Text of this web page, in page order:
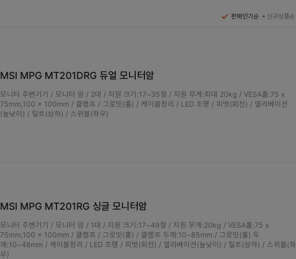
판매인기순 신규상품순
MSI MPG MT201DRG 듀얼 모니터암
모니터 주변기기 / 모니터 암 / 2대 / 지원 크기:17~35형 / 지원 무게:최대 20kg / VESA홀:75 x
75mm,100 x 100mm / 클램프 / 그로밋(홀) / 케이블정리 / LED 조명 / 피벗(회전) / 엘리베이션
(높낮이) / 틸트(상하) / 스위블(좌우)
MSI MPG MT201RG 싱글 모니터암
모니터 주변기기 / 모니터 암 / 1대 / 지원 크기:17~49형 / 지원 무게:20kg / VESA홀:75 x
75mm,100 x 100mm / 클램프 / 그로밋(홀) / 클램프 두께:10~85mm / 그로밋(홀) 두
께:10~48mm / 케이블정리 / LED 조명 / 피벗(회전) / 엘리베이션(높낮이) / 틸트(상하) / 스위블(좌
우)